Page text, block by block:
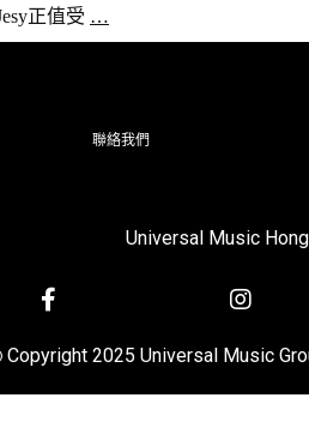
正值受 …
聯絡我們
Universal Music
Copyright 2025 Universal Music